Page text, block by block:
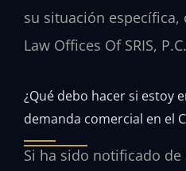
su situación
Law Offices Of SRIS,
¿Qué debo hacer si estoy
demanda comercial en el
Si ha sido notificado